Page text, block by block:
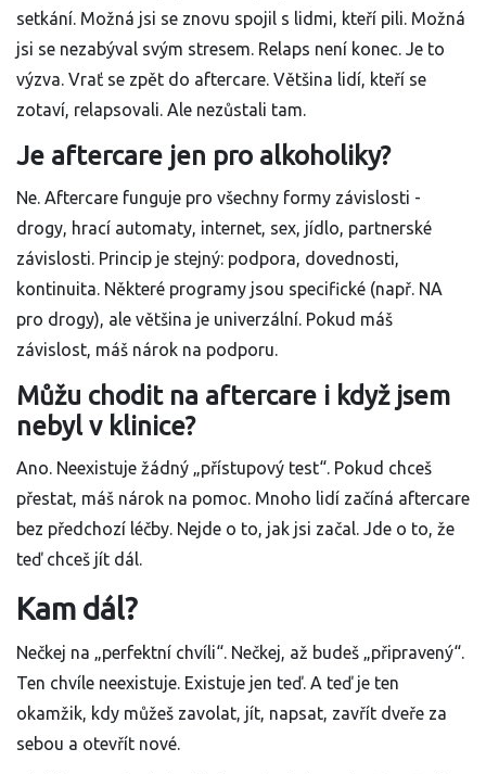
setkání. Možná jsi se znovu spojil s lidmi, kteří pili. Možná
jsi se nezabýval svým stresem. Relaps není konec. Je to
výzva. Vrať se zpět do aftercare. Většina lidí, kteří se
zotaví, relapsovali. Ale nezůstali tam.
Je aftercare jen pro alkoholiky?
Ne. Aftercare funguje pro všechny formy závislosti -
drogy, hrací automaty, internet, sex, jídlo, partnerské
závislosti. Princip je stejný: podpora, dovednosti,
kontinuita. Některé programy jsou specifické (např. NA
pro drogy), ale většina je univerzální. Pokud máš
závislost, máš nárok na podporu.
Můžu chodit na aftercare i když jsem
nebyl v klinice?
Ano. Neexistuje žádný „přístupový test“. Pokud chceš
přestat, máš nárok na pomoc. Mnoho lidí začíná aftercare
bez předchozí léčby. Nejde o to, jak jsi začal. Jde o to, že
teď chceš jít dál.
Kam dál?
Nečkej na „perfektní chvíli“. Nečkej, až budeš „připravený“.
Ten chvíle neexistuje. Existuje jen teď. A teď je ten
okamžik, kdy můžeš zavolat, jít, napsat, zavřít dveře za
sebou a otevřít nové.